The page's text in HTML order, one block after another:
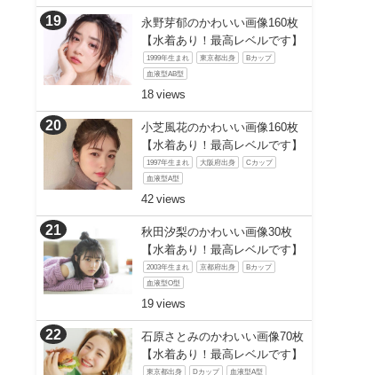
永野芽郁のかわいい画像160枚
【水着あり！最高レベルです】
1999年生まれ 東京都出身 Bカップ
血液型AB型
18
小芝風花のかわいい画像160枚
【水着あり！最高レベルです】
1997年生まれ 大阪府出身 Cカップ
血液型A型
42
秋田汐梨のかわいい画像30枚
【水着あり！最高レベルです】
2003年生まれ 京都府出身 Bカップ
血液型O型
19
石原さとみのかわいい画像70枚
【水着あり！最高レベルです】
東京都出身 Dカップ 血液型A型